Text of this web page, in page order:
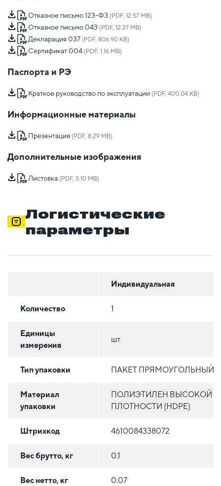
Отказное письмо 123-ФЗ (PDF, 12.57 MB)
Отказное письмо 043 (PDF, 12.27 MB)
Декларация 037 (PDF, 806.90 KB)
Сертификат 004 (PDF, 1.16 MB)
Паспорта и РЭ
Краткое руководство по эксплуатации (PDF, 400.04 KB)
Информационные материалы
Презентация (PDF, 8.29 MB)
Дополнительные изображения
Листовка (PDF, 3.10 MB)
Логистические
параметры
Индивидуальная
Количество 1
Единицы
измерения
шт
Тип упаковки ПАКЕТ ПРЯМОУГОЛЬНЫЙ
Материал
упаковки
ПОЛИЭТИЛЕН ВЫСОКОЙ
ПЛОТНОСТИ (HDPE)
Штрихкод 4610084338072
Вес брутто, кг 0.1
Вес нетто, кг 0.07